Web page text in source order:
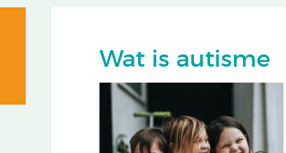
Wat is autisme